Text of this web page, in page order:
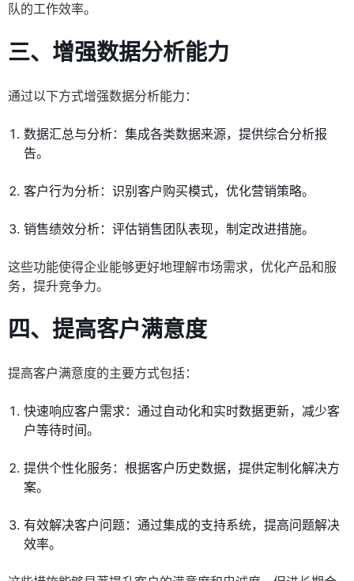
队的工作效率。
三、增强数据分析能力
通过以下方式增强数据分析能力：
数据汇总与分析：集成各类数据来源，提供综合分析报
告。
客户行为分析：识别客户购买模式，优化营销策略。
销售绩效分析：评估销售团队表现，制定改进措施。
这些功能使得企业能够更好地理解市场需求，优化产品和服
务，提升竞争力。
四、提高客户满意度
提高客户满意度的主要方式包括：
快速响应客户需求：通过自动化和实时数据更新，减少客
户等待时间。
提供个性化服务：根据客户历史数据，提供定制化解决方
案。
有效解决客户问题：通过集成的支持系统，提高问题解决
效率。